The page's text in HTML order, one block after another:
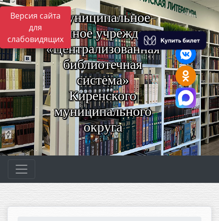
Версия сайта
для
слабовидящих
Муниципальное
казённое учреждение
«Централизованная
библиотечная
система»
Киренского
муниципального
округа